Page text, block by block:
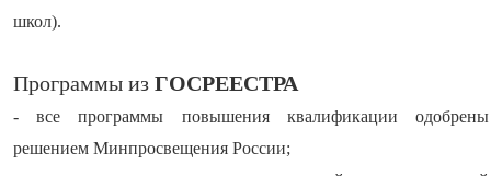
школ).
Программы из ГОСРЕЕСТРА
- все программы повышения квалификации одобрены
решением Минпросвещения России;